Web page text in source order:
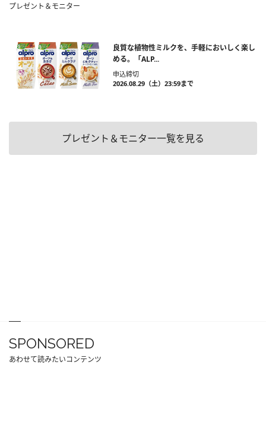
プレゼント＆モニター
良質な植物性ミルクを、手軽においしく楽し
める。「ALP...
申込締切
2026.08.29（土）23:59まで
プレゼント＆モニター一覧を見る
SPONSORED
あわせて読みたいコンテンツ